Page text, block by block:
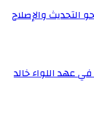
التحديث والإصلاح
في عهد اللواء خالد